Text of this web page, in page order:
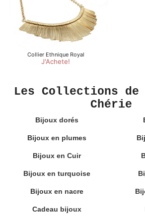
Les Collections de
Chérie
Bijoux dorés
Bijoux en plumes
Bijoux en Cuir
Bijoux en turquoise
Bijoux en nacre
Cadeau bijoux